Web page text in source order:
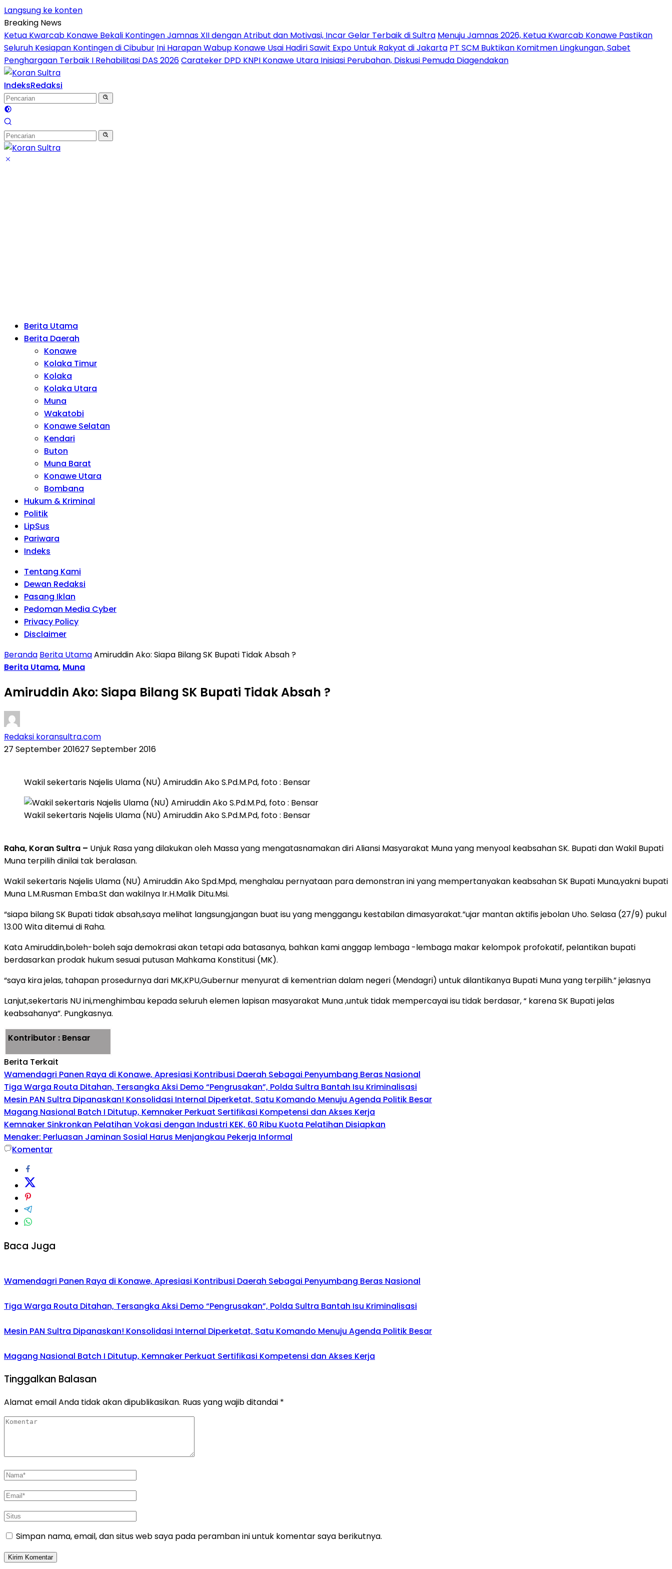
Langsung ke konten
Breaking News
Ketua Kwarcab Konawe Bekali Kontingen Jamnas XII dengan Atribut dan Motivasi, Incar Gelar Terbaik di Sultra Menuju Jamnas 2026, Ketua Kwarcab Konawe Pastikan
Seluruh Kesiapan Kontingen di Cibubur Ini Harapan Wabup Konawe Usai Hadiri Sawit Expo Untuk Rakyat di Jakarta PT SCM Buktikan Komitmen Lingkungan, Sabet
Penghargaan Terbaik I Rehabilitasi DAS 2026Carateker DPD KNPI Konawe Utara Inisiasi Perubahan, Diskusi Pemuda Diagendakan
IndeksRedaksi
Berita Utama
Berita Daerah
Konawe
Kolaka Timur
Kolaka
Kolaka Utara
Muna
Wakatobi
Konawe Selatan
Kendari
Buton
Muna Barat
Konawe Utara
Bombana
Hukum & Kriminal
Politik
LipSus
Pariwara
Indeks
Tentang Kami
Dewan Redaksi
Pasang Iklan
Pedoman Media Cyber
Privacy Policy
Disclaimer
Beranda Berita UtamaAmiruddin Ako: Siapa Bilang SK Bupati Tidak Absah ?
Berita Utama, Muna
Amiruddin Ako: Siapa Bilang SK Bupati Tidak Absah ?
Redaksi koransultra.com
27 September 201627 September 2016
Wakil sekertaris Najelis Ulama (NU) Amiruddin Ako S.Pd.M.Pd, foto : Bensar
Wakil sekertaris Najelis Ulama (NU) Amiruddin Ako S.Pd.M.Pd, foto : Bensar
Raha, Koran Sultra – Unjuk Rasa yang dilakukan oleh Massa yang mengatasnamakan diri Aliansi Masyarakat Muna yang menyoal keabsahan SK. Bupati dan Wakil Bupati
Muna terpilih dinilai tak beralasan.
Wakil sekertaris Najelis Ulama (NU) Amiruddin Ako Spd.Mpd, menghalau pernyataan para demonstran ini yang mempertanyakan keabsahan SK Bupati Muna,yakni bupati
Muna L.M.Rusman Emba.St dan wakilnya Ir.H.Malik Ditu.Msi.
“siapa bilang SK Bupati tidak absah,saya melihat langsung,jangan buat isu yang menggangu kestabilan dimasyarakat.”ujar mantan aktifis jebolan Uho. Selasa (27/9) pukul
13.00 Wita ditemui di Raha.
Kata Amiruddin,boleh-boleh saja demokrasi akan tetapi ada batasanya, bahkan kami anggap lembaga -lembaga makar kelompok profokatif, pelantikan bupati
berdasarkan prodak hukum sesuai putusan Mahkama Konstitusi (MK).
“saya kira jelas, tahapan prosedurnya dari MK,KPU,Gubernur menyurat di kementrian dalam negeri (Mendagri) untuk dilantikanya Bupati Muna yang terpilih.” jelasnya
Lanjut,sekertaris NU ini,menghimbau kepada seluruh elemen lapisan masyarakat Muna ,untuk tidak mempercayai isu tidak berdasar, “ karena SK Bupati jelas
keabsahanya”. Pungkasnya.
Kontributor : Bensar
Berita Terkait
Wamendagri Panen Raya di Konawe, Apresiasi Kontribusi Daerah Sebagai Penyumbang Beras Nasional
Tiga Warga Routa Ditahan, Tersangka Aksi Demo “Pengrusakan”, Polda Sultra Bantah Isu Kriminalisasi
Mesin PAN Sultra Dipanaskan! Konsolidasi Internal Diperketat, Satu Komando Menuju Agenda Politik Besar
Magang Nasional Batch I Ditutup, Kemnaker Perkuat Sertifikasi Kompetensi dan Akses Kerja
Kemnaker Sinkronkan Pelatihan Vokasi dengan Industri KEK, 60 Ribu Kuota Pelatihan Disiapkan
Menaker: Perluasan Jaminan Sosial Harus Menjangkau Pekerja Informal
Komentar
Baca Juga
Wamendagri Panen Raya di Konawe, Apresiasi Kontribusi Daerah Sebagai Penyumbang Beras Nasional
Tiga Warga Routa Ditahan, Tersangka Aksi Demo “Pengrusakan”, Polda Sultra Bantah Isu Kriminalisasi
Mesin PAN Sultra Dipanaskan! Konsolidasi Internal Diperketat, Satu Komando Menuju Agenda Politik Besar
Magang Nasional Batch I Ditutup, Kemnaker Perkuat Sertifikasi Kompetensi dan Akses Kerja
Tinggalkan Balasan
Alamat email Anda tidak akan dipublikasikan. Ruas yang wajib ditandai *
Simpan nama, email, dan situs web saya pada peramban ini untuk komentar saya berikutnya.